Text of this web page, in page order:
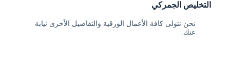
التخليص الجمركي
نحن نتولى كافة الأعمال الورقية والتفاصيل الأخرى نيابة
عنك.